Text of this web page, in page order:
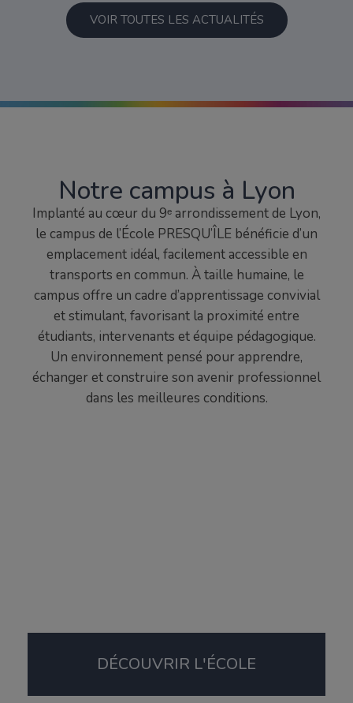
VOIR TOUTES LES ACTUALITÉS
Notre campus à Lyon
Implanté au cœur du 9ᵉ arrondissement de Lyon,
le campus de l’École PRESQU’ÎLE bénéficie d’un
emplacement idéal, facilement accessible en
transports en commun. À taille humaine, le
campus offre un cadre d’apprentissage convivial
et stimulant, favorisant la proximité entre
étudiants, intervenants et équipe pédagogique.
Un environnement pensé pour apprendre,
échanger et construire son avenir professionnel
dans les meilleures conditions.
DÉCOUVRIR L'ÉCOLE